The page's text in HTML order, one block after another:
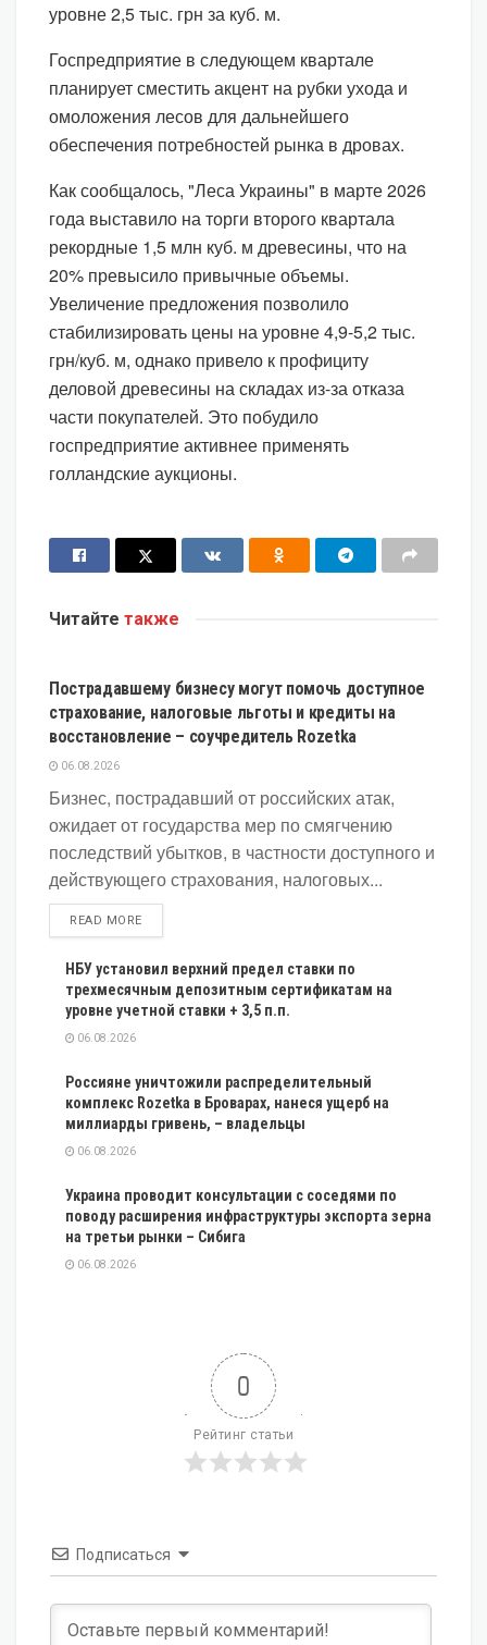
уровне 2,5 тыс. грн за куб. м.
Госпредприятие в следующем квартале
планирует сместить акцент на рубки ухода и
омоложения лесов для дальнейшего
обеспечения потребностей рынка в дровах.
Как сообщалось, "Леса Украины" в марте 2026
года выставило на торги второго квартала
рекордные 1,5 млн куб. м древесины, что на
20% превысило привычные объемы.
Увеличение предложения позволило
стабилизировать цены на уровне 4,9-5,2 тыс.
грн/куб. м, однако привело к профициту
деловой древесины на складах из-за отказа
части покупателей. Это побудило
госпредприятие активнее применять
голландские аукционы.
Читайте также
Пострадавшему бизнесу могут помочь доступное
страхование, налоговые льготы и кредиты на
восстановление – соучредитель Rozetka
06.08.2026
Бизнес, пострадавший от российских атак,
ожидает от государства мер по смягчению
последствий убытков, в частности доступного и
действующего страхования, налоговых...
READ MOREDETAILS
НБУ установил верхний предел ставки по
трехмесячным депозитным сертификатам на
уровне учетной ставки + 3,5 п.п.
06.08.2026
Россияне уничтожили распределительный
комплекс Rozetka в Броварах, нанеся ущерб на
миллиарды гривень, – владельцы
06.08.2026
Украина проводит консультации с соседями по
поводу расширения инфраструктуры экспорта зерна
на третьи рынки – Сибига
06.08.2026
0
Рейтинг статьи
Подписаться